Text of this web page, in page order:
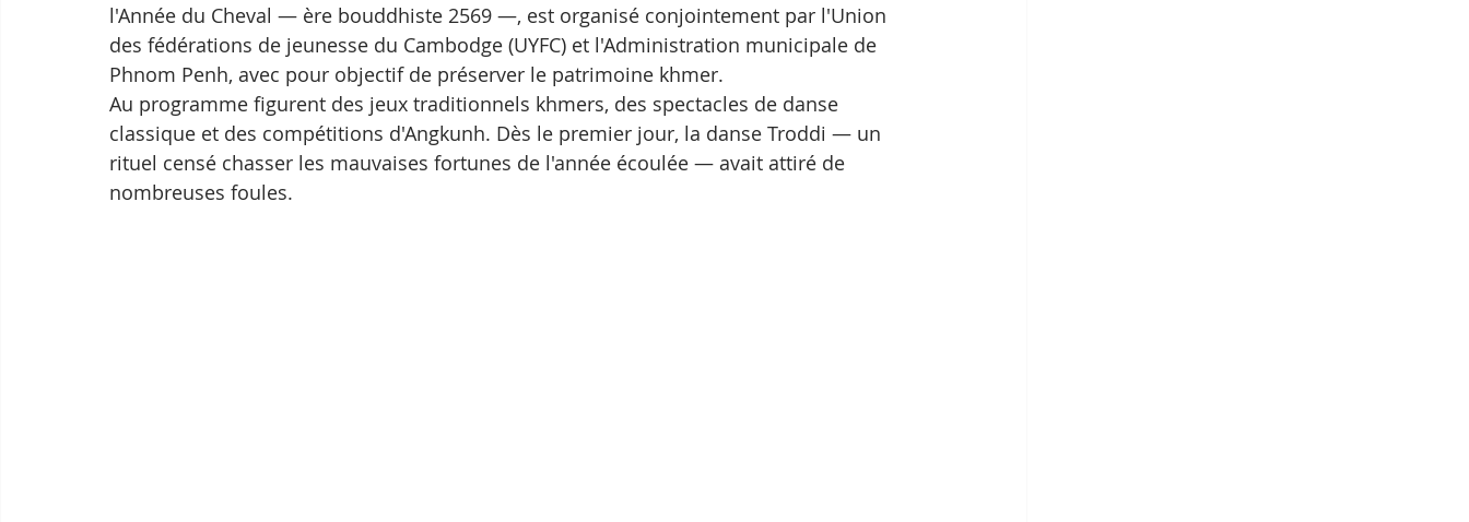
l'Année du Cheval — ère bouddhiste 2569 —, est organisé conjointement par l'Union
des fédérations de jeunesse du Cambodge (UYFC) et l'Administration municipale de
Phnom Penh, avec pour objectif de préserver le patrimoine khmer.
Au programme figurent des jeux traditionnels khmers, des spectacles de danse
classique et des compétitions d'Angkunh. Dès le premier jour, la danse Troddi — un
rituel censé chasser les mauvaises fortunes de l'année écoulée — avait attiré de
nombreuses foules.